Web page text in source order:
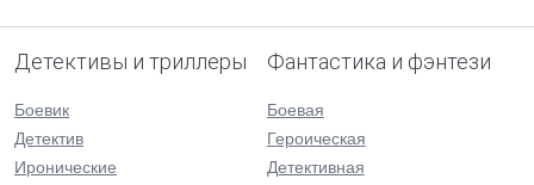
Детективы и триллеры
Боевик
Детектив
Иронические
Фантастика и фэнтези
Боевая
Героическая
Детективная